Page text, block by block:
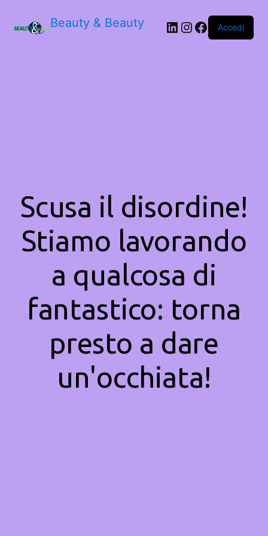
Beauty & Beauty LinkedIn
Instagram
Facebook
Accedi
Scusa il disordine!
Stiamo lavorando
a qualcosa di
fantastico: torna
presto a dare
un'occhiata!